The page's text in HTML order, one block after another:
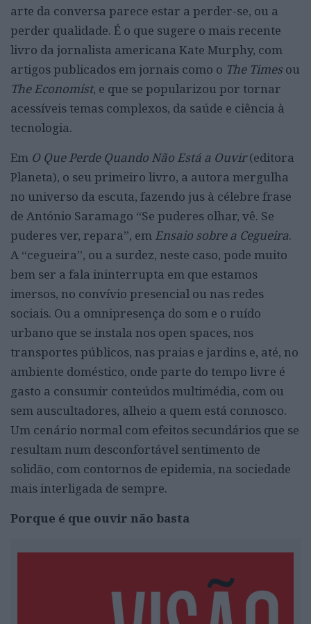
arte da conversa parece estar a perder-se, ou a
perder qualidade. É o que sugere o mais recente
livro da jornalista americana Kate Murphy, com
artigos publicados em jornais como o The Times ou
The Economist, e que se popularizou por tornar
acessíveis temas complexos, da saúde e ciência à
tecnologia.
Em O Que Perde Quando Não Está a Ouvir(editora
Planeta), o seu primeiro livro, a autora mergulha
no universo da escuta, fazendo jus à célebre frase
de António Saramago “Se puderes olhar, vê. Se
puderes ver, repara”, em Ensaio sobre a Cegueira.
A “cegueira”, ou a surdez, neste caso, pode muito
bem ser a fala ininterrupta em que estamos
imersos, no convívio presencial ou nas redes
sociais. Ou a omnipresença do som e o ruído
urbano que se instala nos open spaces, nos
transportes públicos, nas praias e jardins e, até, no
ambiente doméstico, onde parte do tempo livre é
gasto a consumir conteúdos multimédia, com ou
sem auscultadores, alheio a quem está connosco.
Um cenário normal com efeitos secundários que se
resultam num desconfortável sentimento de
solidão, com contornos de epidemia, na sociedade
mais interligada de sempre.
Porque é que ouvir não basta